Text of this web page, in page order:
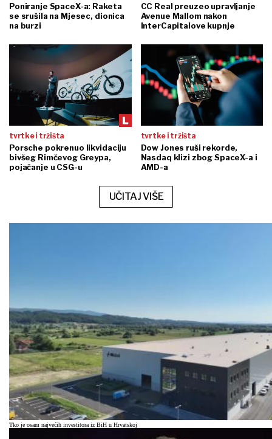
Poniranje SpaceX-a: Raketa
se srušila na Mjesec, dionica
na burzi
CC Real preuzeo upravljanje
Avenue Mallom nakon
InterCapitalove kupnje
tvrtke i tržišta
Porsche pokrenuo likvidaciju
bivšeg Rimčevog Greypa,
pojačanje u CSG-u
tvrtke i tržišta
Dow Jones ruši rekorde,
Nasdaq klizi zbog SpaceX-a i
AMD-a
UČITAJ VIŠE
Tko je osam najvećih investitora iz BiH u Hrvatskoj